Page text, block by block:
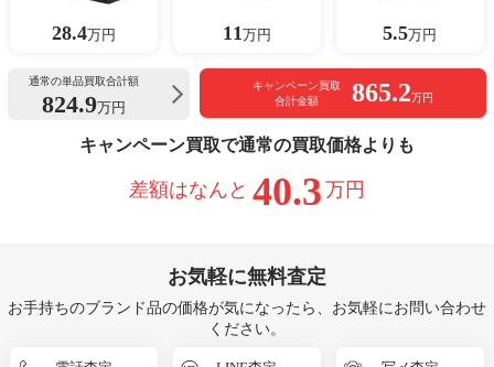
28.4万円 11 万円 5.5万円
通常の単品買取合計額
824.9万円
キャンペーン買取
合計金額
865.2万円
キャンペーン買取で通常の買取価格よりも
差額はなんと 40.3 万円
お気軽に無料査定
お手持ちのブランド品の価格が気になったら、お気軽にお問い合わせ
ください。